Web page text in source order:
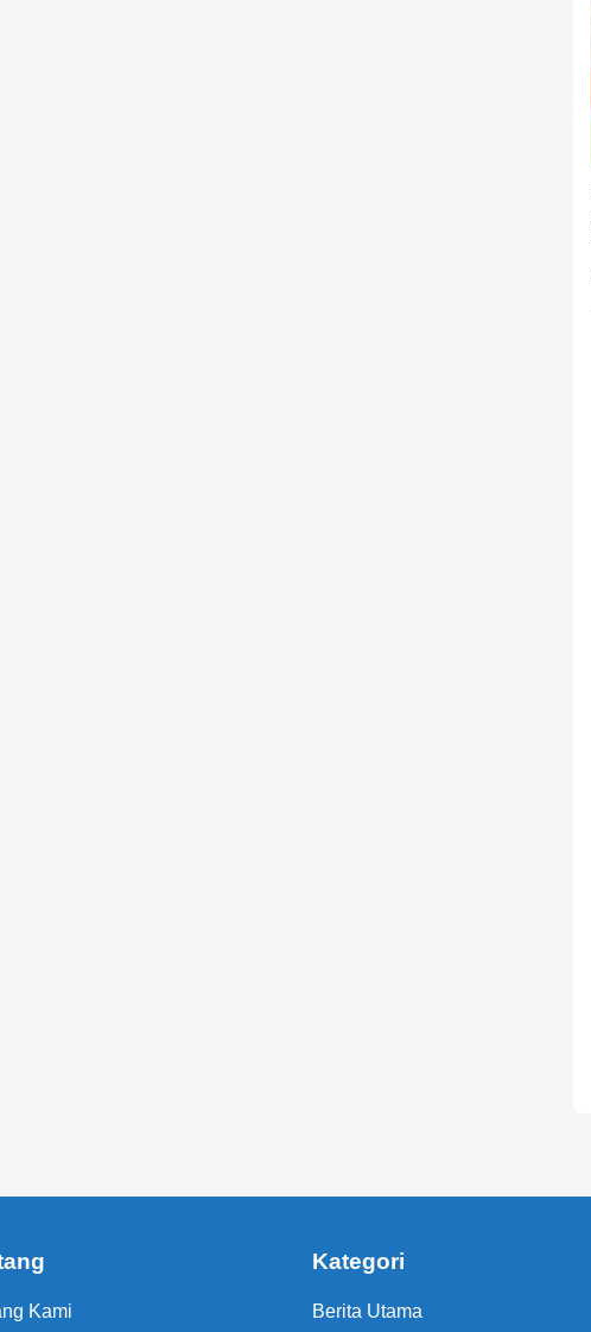
Kami
Kategori
Berita Utama